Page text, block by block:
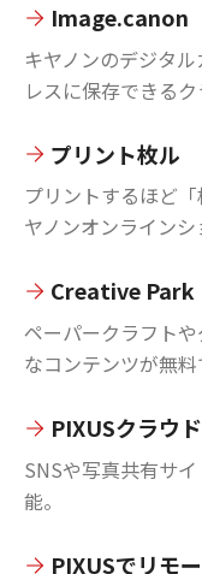
Image.canon
キヤノンのデジタ
レスに保存できるク
プリント枚ル
プリントするほど
ヤノンオンラインシ
Creative Park
ペーパークラフト
なコンテンツが無料
PIXUSクラウ
SNSや写真共有サ
能。
PIXUSでリモ